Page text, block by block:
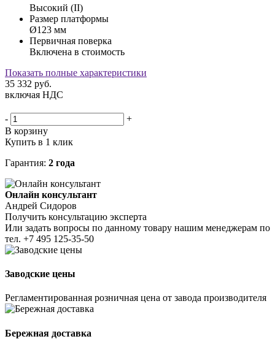
Высокий (II)
Размер платформы
Ø123 мм
Первичная поверка
Включена в стоимость
Показать полные характеристики
35 332 руб.
включая НДС
-
+
В корзину
Купить в 1 клик
Гарантия: 2 года
Онлайн консультант
Андрей Сидоров
Получить консультацию эксперта
Или задать вопросы по данному товару нашим менеджерам по
тел. +7 495 125-35-50
Заводские цены
Регламентированная розничная цена от завода производителя
Бережная доставка